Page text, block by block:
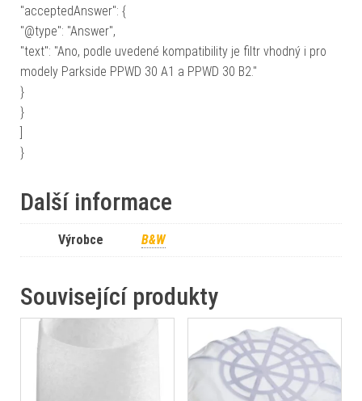
"acceptedAnswer": {
"@type": "Answer",
"text": "Ano, podle uvedené kompatibility je filtr vhodný i pro
modely Parkside PPWD 30 A1 a PPWD 30 B2."
}
}
}
Další informace
Výrobce B&W
Související produkty